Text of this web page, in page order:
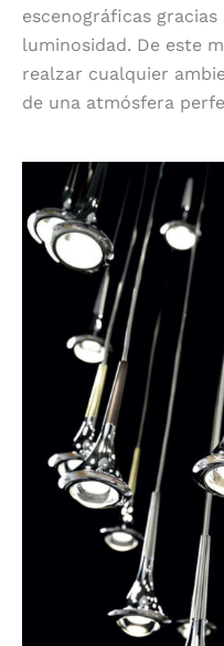
escenográficas
luminosidad. De este
realzar cualquier
de una atmósfera